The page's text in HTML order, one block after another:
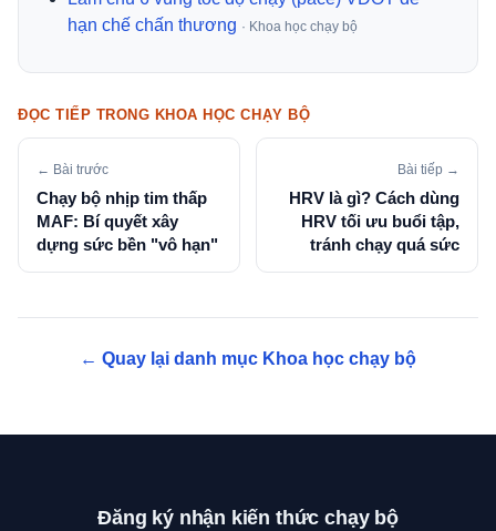
hạn chế chấn thương · Khoa học chạy bộ
ĐỌC TIẾP TRONG KHOA HỌC CHẠY BỘ
← Bài trước
Chạy bộ nhịp tim thấp
MAF: Bí quyết xây
dựng sức bền "vô hạn"
Bài tiếp →
HRV là gì? Cách dùng
HRV tối ưu buổi tập,
tránh chạy quá sức
← Quay lại danh mục Khoa học chạy bộ
Đăng ký nhận kiến thức chạy bộ